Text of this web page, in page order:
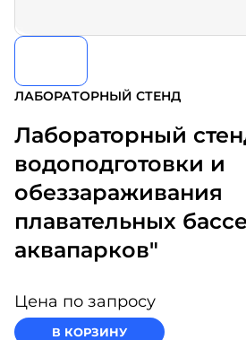
ЛАБОРАТОРНЫЙ СТЕНД
Лабораторный
водоподготовки и
обеззараживания
плавательных
аквапарков"
Цена по запросу
В КОРЗИНУ